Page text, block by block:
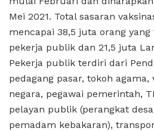
Mei 2021. Total sasaran
mencapai 38,5 juta orang
pekerja publik dan 21,5 juta
Pekerja publik terdiri dari
pedagang pasar, tokoh
negara, pegawai pemerintah,
pelayan publik (perangkat
pemadam kebakaran),